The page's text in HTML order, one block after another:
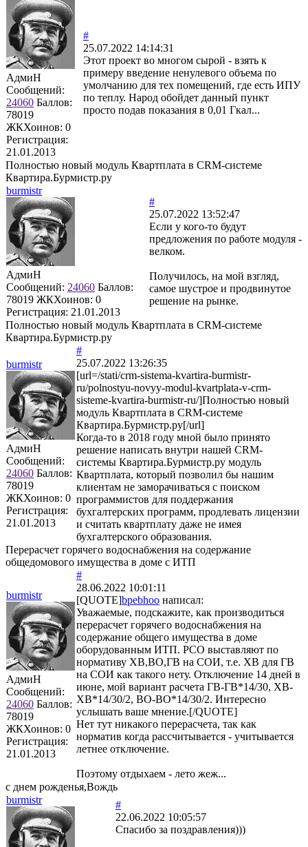
АдмиН
Сообщений:
24060 Баллов:
78019
ЖКХоинов: 0
Регистрация:
21.01.2013
#
25.07.2022 14:14:31
Этот проект во многом сырой - взять к
примеру введение ненулевого объема по
умолчанию для тех помещений, где есть ИПУ
по теплу. Народ обойдет данный пункт
просто подав показания в 0,01 Гкал...
Полностью новый модуль Квартплата в CRM-системе
Квартира.Бурмистр.ру
burmistr
АдмиН
Сообщений: 24060 Баллов:
78019 ЖКХоинов: 0
Регистрация: 21.01.2013
#
25.07.2022 13:52:47
Если у кого-то будут
предложения по работе модуля -
велком.
Получилось, на мой взгляд,
самое шустрое и продвинутое
решение на рынке.
Полностью новый модуль Квартплата в CRM-системе
Квартира.Бурмистр.ру
burmistr
АдмиН
Сообщений:
24060 Баллов:
78019
ЖКХоинов: 0
Регистрация:
21.01.2013
#
25.07.2022 13:26:35
[url=/stati/crm-sistema-kvartira-burmistr-
ru/polnostyu-novyy-modul-kvartplata-v-crm-
sisteme-kvartira-burmistr-ru/]Полностью новый
модуль Квартплата в CRM-системе
Квартира.Бурмистр.ру[/url]
Когда-то в 2018 году мной было принято
решение написать внутри нашей CRM-
системы Квартира.Бурмистр.ру модуль
Квартплата, который позволил бы нашим
клиентам не заморачиваться с поиском
программистов для поддержания
бухгалтерских программ, продлевать лицензии
и считать квартплату даже не имея
бухгалтерского образования.
Перерасчет горячего водоснабжения на содержание
общедомового имущества в доме с ИТП
burmistr
АдмиН
Сообщений:
24060 Баллов:
78019
ЖКХоинов: 0
Регистрация:
21.01.2013
#
28.06.2022 10:01:11
[QUOTE]bpebhoo написал:
Уважаемые, подскажите, как производиться
перерасчет горячего водоснабжения на
содержание общего имущества в доме
оборудованным ИТП. РСО выставляют по
нормативу ХВ,ВО,ГВ на СОИ, т.е. ХВ для ГВ
на СОИ как такого нету. Отключение 14 дней в
июне, мой вариант расчета ГВ-ГВ*14/30, ХВ-
ХВ*14/30/2, ВО-ВО*14/30/2. Интересно
услышать ваше мнение.[/QUOTE]
Нет тут никакого перерасчета, так как
норматив когда рассчитывается - учитывается
летнее отключение.
Поэтому отдыхаем - лето жеж...
с днем рожденья,Вождь
burmistr
#
22.06.2022 10:05:57
Спасибо за поздравления)))